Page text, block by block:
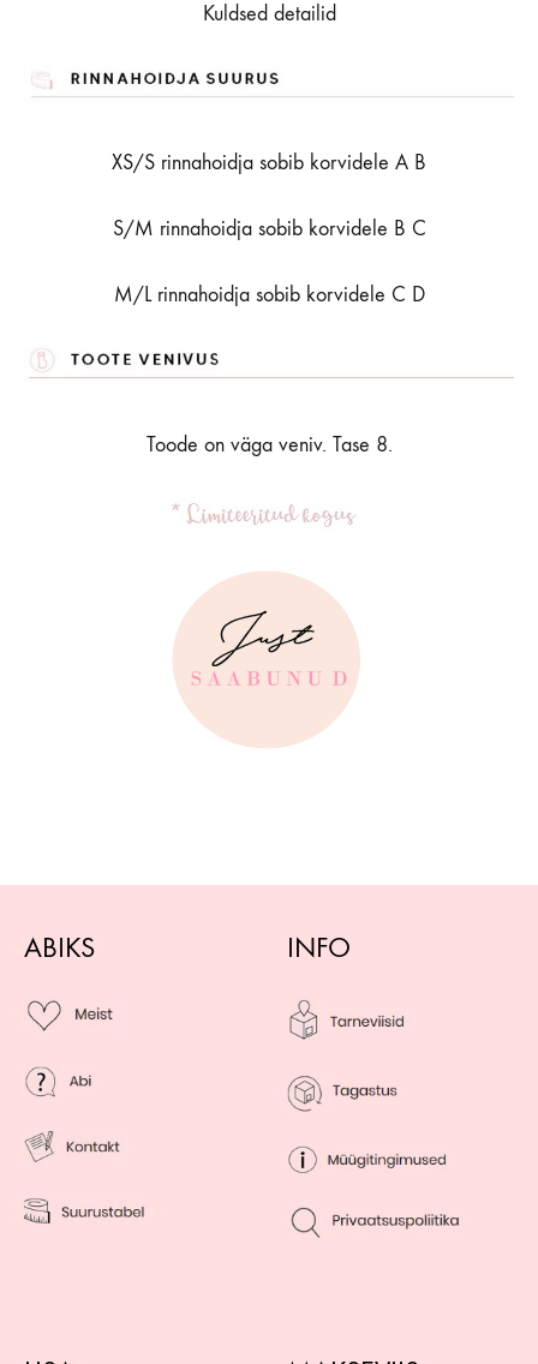
Kuldsed detailid
XS/S rinnahoidja sobib korvidele A B
S/M rinnahoidja sobib korvidele B C
M/L rinnahoidja sobib korvidele C D
Toode on väga veniv. Tase 8.
ABIKS INFO